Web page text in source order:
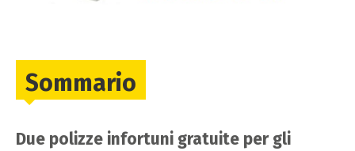
Sommario
Due polizze infortuni gratuite per gli